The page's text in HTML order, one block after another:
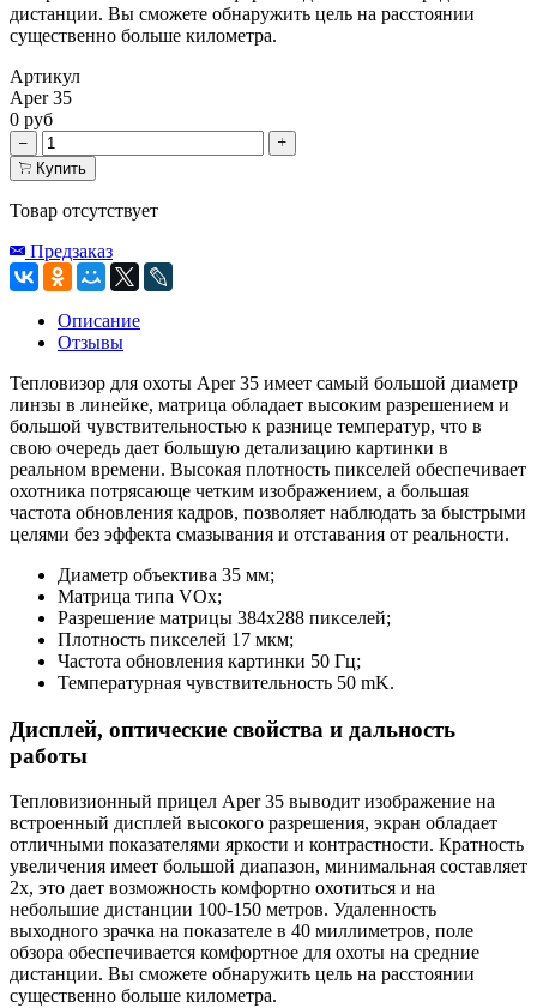
дистанции. Вы сможете обнаружить цель на расстоянии
существенно больше километра.
Артикул
Aper 35
0 руб
Купить
Товар отсутствует
Предзаказ
Описание
Отзывы
Тепловизор для охоты Aper 35 имеет самый большой диаметр
линзы в линейке, матрица обладает высоким разрешением и
большой чувствительностью к разнице температур, что в
свою очередь дает большую детализацию картинки в
реальном времени. Высокая плотность пикселей обеспечивает
охотника потрясающе четким изображением, а большая
частота обновления кадров, позволяет наблюдать за быстрыми
целями без эффекта смазывания и отставания от реальности.
Диаметр объектива 35 мм;
Матрица типа VOx;
Разрешение матрицы 384х288 пикселей;
Плотность пикселей 17 мкм;
Частота обновления картинки 50 Гц;
Температурная чувствительность 50 mK.
Дисплей, оптические свойства и дальность
работы
Тепловизионный прицел Aper 35 выводит изображение на
встроенный дисплей высокого разрешения, экран обладает
отличными показателями яркости и контрастности. Кратность
увеличения имеет большой диапазон, минимальная составляет
2х, это дает возможность комфортно охотиться и на
небольшие дистанции 100-150 метров. Удаленность
выходного зрачка на показателе в 40 миллиметров, поле
обзора обеспечивается комфортное для охоты на средние
дистанции. Вы сможете обнаружить цель на расстоянии
существенно больше километра.